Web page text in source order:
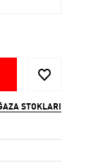
STOKLARI